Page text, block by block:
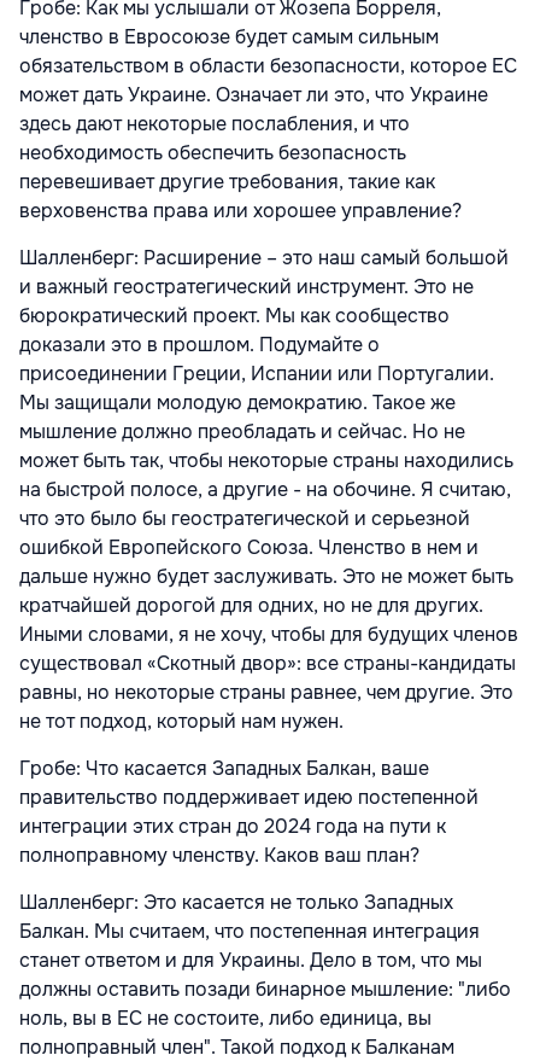
Гробе: Как мы услышали от Жозепа Борреля,
членство в Евросоюзе будет самым сильным
обязательством в области безопасности, которое ЕС
может дать Украине. Означает ли это, что Украине
здесь дают некоторые послабления, и что
необходимость обеспечить безопасность
перевешивает другие требования, такие как
верховенства права или хорошее управление?
Шалленберг: Расширение – это наш самый большой
и важный геостратегический инструмент. Это не
бюрократический проект. Мы как сообщество
доказали это в прошлом. Подумайте о
присоединении Греции, Испании или Португалии.
Мы защищали молодую демократию. Такое же
мышление должно преобладать и сейчас. Но не
может быть так, чтобы некоторые страны находились
на быстрой полосе, а другие - на обочине. Я считаю,
что это было бы геостратегической и серьезной
ошибкой Европейского Союза. Членство в нем и
дальше нужно будет заслуживать. Это не может быть
кратчайшей дорогой для одних, но не для других.
Иными словами, я не хочу, чтобы для будущих членов
существовал «Скотный двор»: все страны-кандидаты
равны, но некоторые страны равнее, чем другие. Это
не тот подход, который нам нужен.
Гробе: Что касается Западных Балкан, ваше
правительство поддерживает идею постепенной
интеграции этих стран до 2024 года на пути к
полноправному членству. Каков ваш план?
Шалленберг: Это касается не только Западных
Балкан. Мы считаем, что постепенная интеграция
станет ответом и для Украины. Дело в том, что мы
должны оставить позади бинарное мышление: "либо
ноль, вы в ЕС не состоите, либо единица, вы
полноправный член". Такой подход к Балканам